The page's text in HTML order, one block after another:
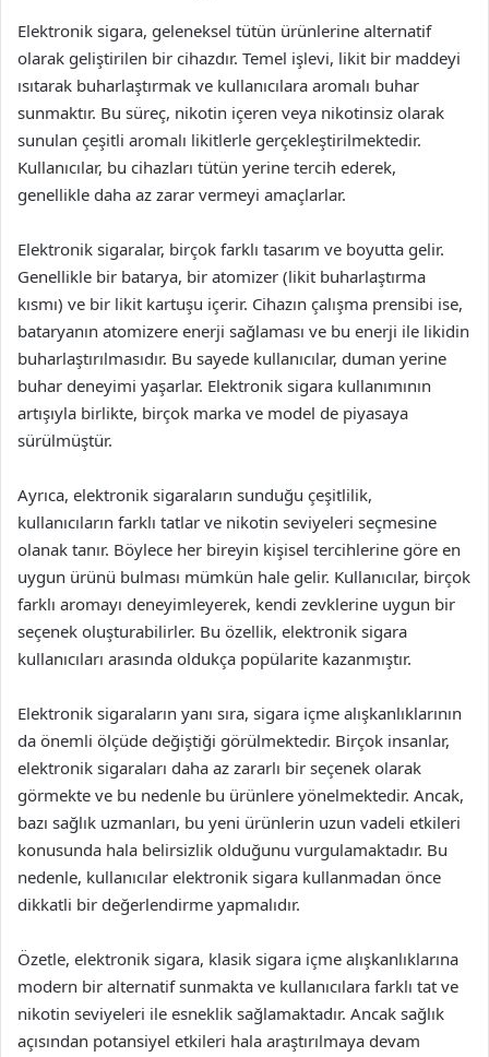
Elektronik sigara, geleneksel tütün ürünlerine alternatif
olarak geliştirilen bir cihazdır. Temel işlevi, likit bir maddeyi
ısıtarak buharlaştırmak ve kullanıcılara aromalı buhar
sunmaktır. Bu süreç, nikotin içeren veya nikotinsiz olarak
sunulan çeşitli aromalı likitlerle gerçekleştirilmektedir.
Kullanıcılar, bu cihazları tütün yerine tercih ederek,
genellikle daha az zarar vermeyi amaçlarlar.
Elektronik sigaralar, birçok farklı tasarım ve boyutta gelir.
Genellikle bir batarya, bir atomizer (likit buharlaştırma
kısmı) ve bir likit kartuşu içerir. Cihazın çalışma prensibi ise,
bataryanın atomizere enerji sağlaması ve bu enerji ile likidin
buharlaştırılmasıdır. Bu sayede kullanıcılar, duman yerine
buhar deneyimi yaşarlar. Elektronik sigara kullanımının
artışıyla birlikte, birçok marka ve model de piyasaya
sürülmüştür.
Ayrıca, elektronik sigaraların sunduğu çeşitlilik,
kullanıcıların farklı tatlar ve nikotin seviyeleri seçmesine
olanak tanır. Böylece her bireyin kişisel tercihlerine göre en
uygun ürünü bulması mümkün hale gelir. Kullanıcılar, birçok
farklı aromayı deneyimleyerek, kendi zevklerine uygun bir
seçenek oluşturabilirler. Bu özellik, elektronik sigara
kullanıcıları arasında oldukça popülarite kazanmıştır.
Elektronik sigaraların yanı sıra, sigara içme alışkanlıklarının
da önemli ölçüde değiştiği görülmektedir. Birçok insanlar,
elektronik sigaraları daha az zararlı bir seçenek olarak
görmekte ve bu nedenle bu ürünlere yönelmektedir. Ancak,
bazı sağlık uzmanları, bu yeni ürünlerin uzun vadeli etkileri
konusunda hala belirsizlik olduğunu vurgulamaktadır. Bu
nedenle, kullanıcılar elektronik sigara kullanmadan önce
dikkatli bir değerlendirme yapmalıdır.
Özetle, elektronik sigara, klasik sigara içme alışkanlıklarına
modern bir alternatif sunmakta ve kullanıcılara farklı tat ve
nikotin seviyeleri ile esneklik sağlamaktadır. Ancak sağlık
açısından potansiyel etkileri hala araştırılmaya devam